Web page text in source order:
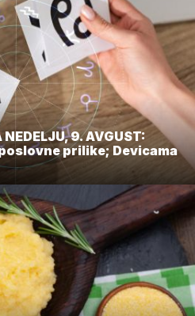
NEDELJU, 9. AVGUST:
prilike; Devicama